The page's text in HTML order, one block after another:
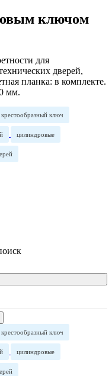
ключом
для
дверей,
планка: в комплекте.
мм.
крестообразный ключ
цилиндровые
крестообразный ключ
цилиндровые